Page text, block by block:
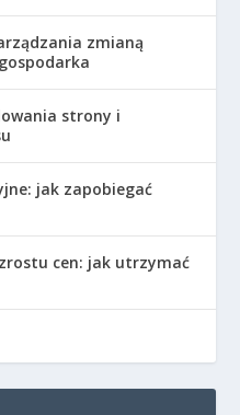
zmianą
strony i
jak zapobiegać
cen: jak utrzymać